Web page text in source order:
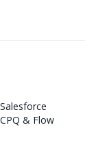
Salesforce
CPQ & Flow